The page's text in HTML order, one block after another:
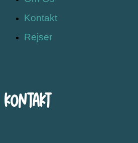
Kontakt
Rejser
Kontakt